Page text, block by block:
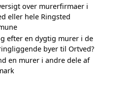
over murerfirmaer i
eller hele Ringsted
efter en dygtig murer i de
byer til Ortved?
en murer i andre dele af